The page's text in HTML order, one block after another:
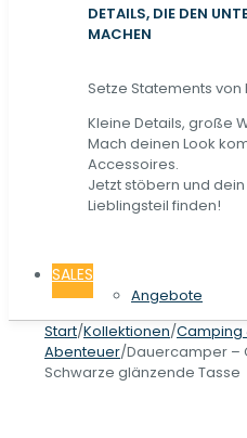
DETAILS, DIE DEN
MACHEN
Setze Statements von
Kleine Details, große
Mach deinen Look
Accessoires.
Jetzt stöbern und
Lieblingsteil finden!
SALES
Angebote
Start/Kollektionen/Camping
Abenteuer/Dauercamper –
Schwarze glänzende Tasse